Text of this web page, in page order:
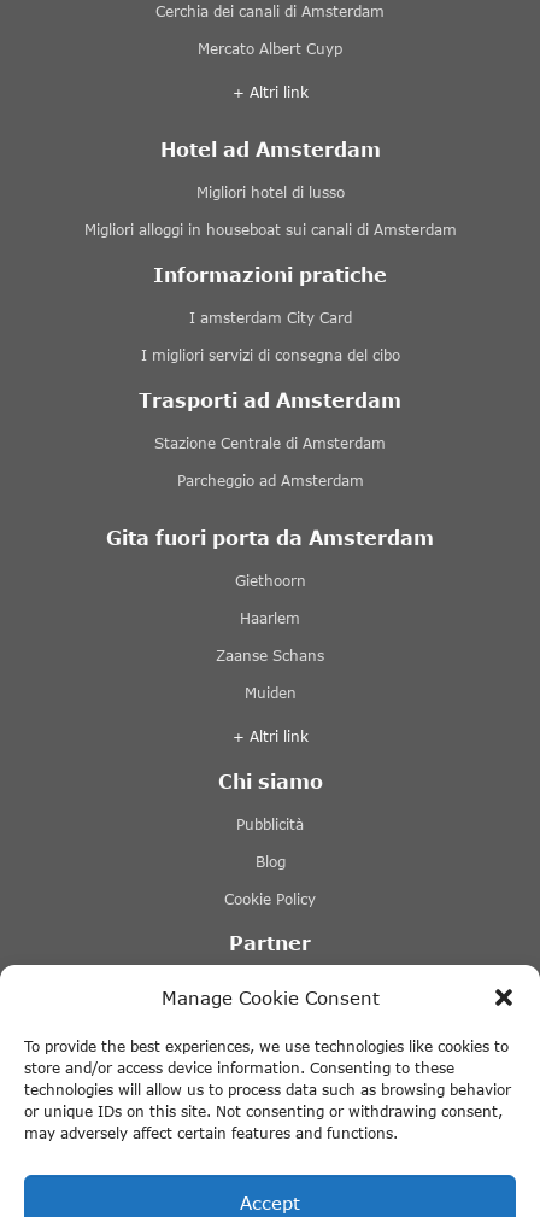
Manage Cookie Consent
To provide the best experiences, we use technologies like cookies to
store and/or access device information. Consenting to these
technologies will allow us to process data such as browsing behavior
or unique IDs on this site. Not consenting or withdrawing consent,
may adversely affect certain features and functions.
Accept
Cerchia dei canali di Amsterdam
Mercato Albert Cuyp
+ Altri link
Hotel ad Amsterdam
Migliori hotel di lusso
Migliori alloggi in houseboat sui canali di Amsterdam
Informazioni pratiche
I amsterdam City Card
I migliori servizi di consegna del cibo
Trasporti ad Amsterdam
Stazione Centrale di Amsterdam
Parcheggio ad Amsterdam
Gita fuori porta da Amsterdam
Giethoorn
Haarlem
Zaanse Schans
Muiden
+ Altri link
Chi siamo
Pubblicità
Blog
Cookie Policy
Partner
Lovers Canal Cruises Amsterdam
Tours & Tickets Amsterdam
Canal Motorboats
+ Altri link